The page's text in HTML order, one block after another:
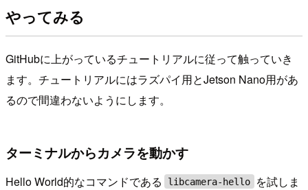
やってみる
GitHubに上がっているチュートリアルに従って触っていき
ます。チュートリアルにはラズパイ用とJetson Nano用があ
るので間違わないようにします。
ターミナルからカメラを動かす
Hello World的なコマンドである libcamera-hello
を試しま